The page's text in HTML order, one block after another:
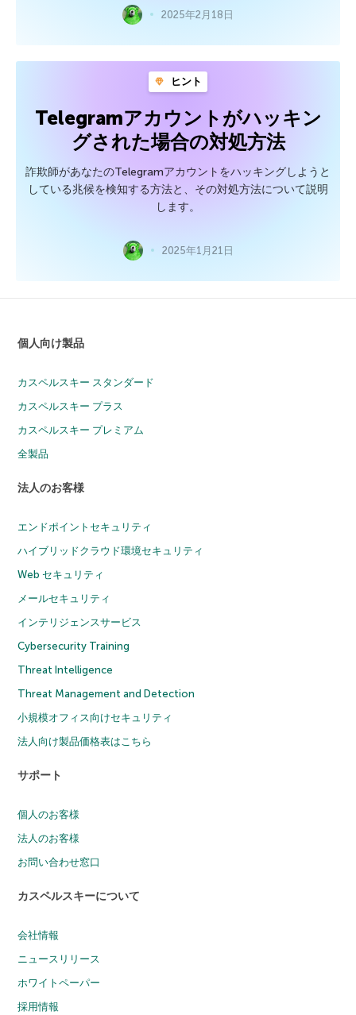
2025年2月18日
ヒント
Telegramアカウントがハッキン
グされた場合の対処方法
詐欺師があなたのTelegramアカウントをハッキングしようと
している兆候を検知する方法と、その対処方法について説明
します。
2025年1月21日
個人向け製品
カスペルスキー スタンダード
カスペルスキー プラス
カスペルスキー プレミアム
全製品
法人のお客様
エンドポイントセキュリティ
ハイブリッドクラウド環境セキュリティ
Web セキュリティ
メールセキュリティ
インテリジェンスサービス
Cybersecurity Training
Threat Intelligence
Threat Management and Detection
小規模オフィス向けセキュリティ
法人向け製品価格表はこちら
サポート
個人のお客様
法人のお客様
お問い合わせ窓口
カスペルスキーについて
会社情報
ニュースリリース
ホワイトペーパー
採用情報